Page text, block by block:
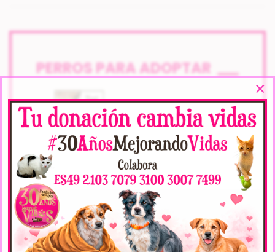
PERROS PARA ADOPTAR
Yupi Noé
09-2014, Sexo: Macho,Raza: cruce de
bull terrier, Carácter; Cariñoso/a
×